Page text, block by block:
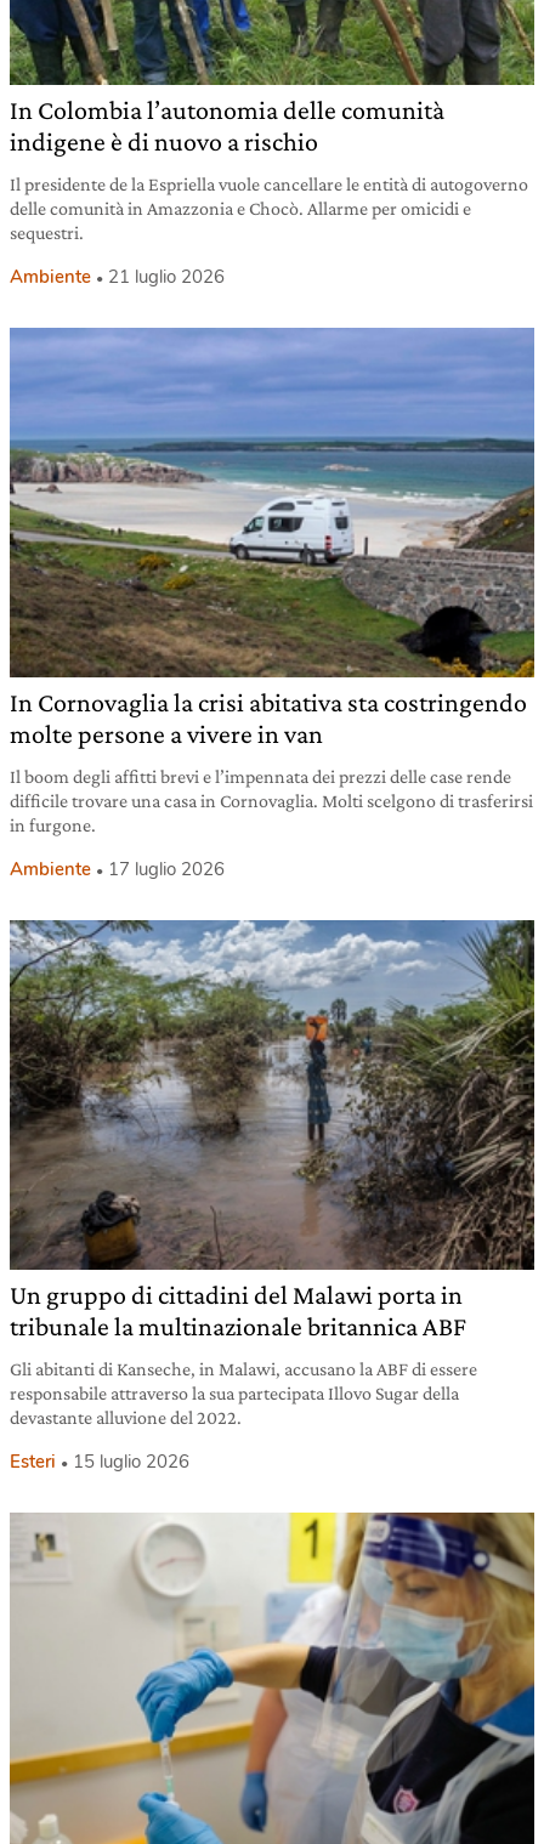
In Colombia l’autonomia delle comunità
indigene è di nuovo a rischio
Il presidente de la Espriella vuole cancellare le entità di autogoverno
delle comunità in Amazzonia e Chocò. Allarme per omicidi e
sequestri.
Ambiente 21 luglio 2026
In Cornovaglia la crisi abitativa sta costringendo
molte persone a vivere in van
Il boom degli affitti brevi e l’impennata dei prezzi delle case rende
difficile trovare una casa in Cornovaglia. Molti scelgono di trasferirsi
in furgone.
Ambiente 17 luglio 2026
Un gruppo di cittadini del Malawi porta in
tribunale la multinazionale britannica ABF
Gli abitanti di Kanseche, in Malawi, accusano la ABF di essere
responsabile attraverso la sua partecipata Illovo Sugar della
devastante alluvione del 2022.
Esteri 15 luglio 2026